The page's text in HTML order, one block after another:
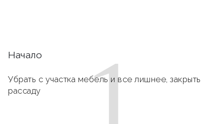
1
Начало
Убрать с участка мебель и все лишнее, закрыть
рассаду